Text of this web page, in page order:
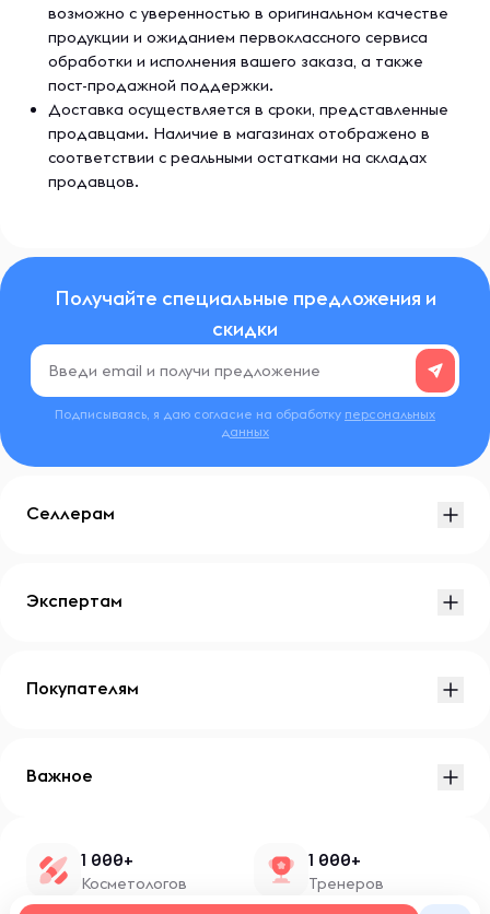
возможно с уверенностью в оригинальном качестве
продукции и ожиданием первоклассного сервиса
обработки и исполнения вашего заказа, а также
пост-продажной поддержки.
Доставка осуществляется в сроки, представленные
продавцами. Наличие в магазинах отображено в
соответствии с реальными остатками на складах
продавцов.
Получайте специальные предложения и
скидки
Подписываясь, я даю согласие на обработку персональных
данных
Селлерам
Экспертам
Покупателям
Важное
1 000+
Косметологов
1 000+
Тренеров